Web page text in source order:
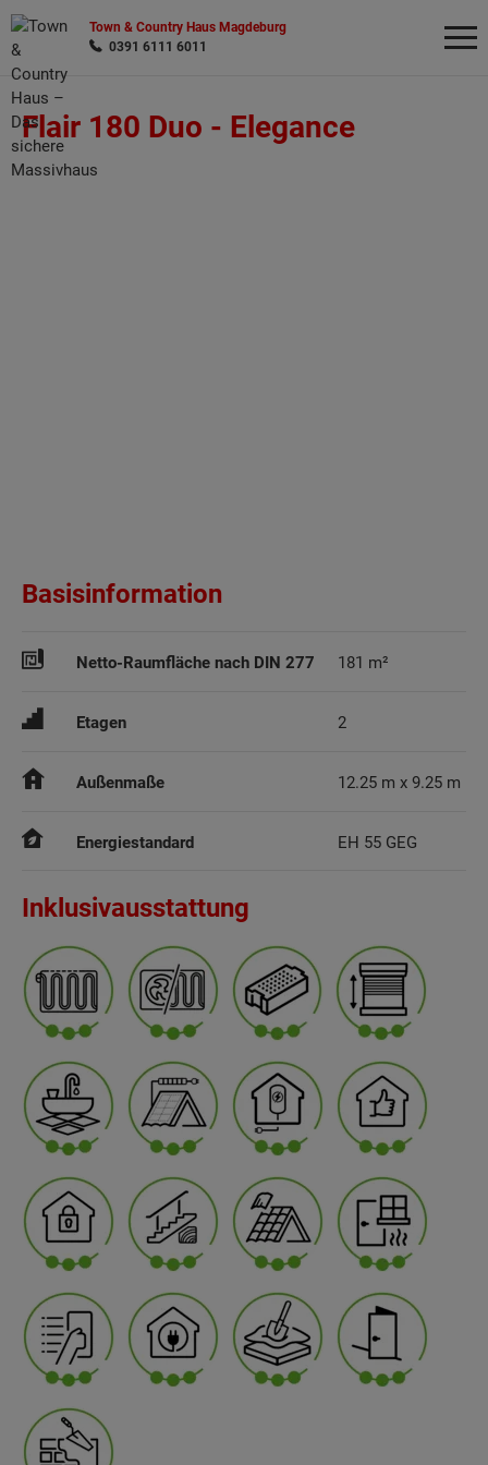
Town & Country Haus Magdeburg
0391 6111 6011
Flair 180 Duo - Elegance
Basisinformation
Netto-Raumfläche nach DIN 277 181 m²
Etagen 2
Außenmaße 12.25 m x 9.25 m
Energiestandard EH 55 GEG
Inklusivausstattung
Wonach möchten Sie suchen?